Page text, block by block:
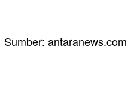
Sumber: antaranews.com